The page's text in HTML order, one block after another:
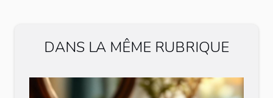
DANS LA MÊME RUBRIQUE